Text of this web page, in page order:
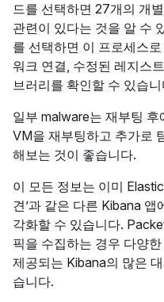
드를 선택하면 27개의 개
관련이 있다는 것을 알 수
를 선택하면 이 프로세스
워크 연결, 수정된 레지스
브러리를 확인할 수 있습니
일부 malware는 재부팅
VM을 재부팅하고 추가로
해보는 것이 좋습니다.
이 모든 정보는 이미
견’과 같은 다른 Kibana
각화할 수 있습니다.
픽을 수집하는 경우 다양
제공되는 Kibana의 많은
습니다.